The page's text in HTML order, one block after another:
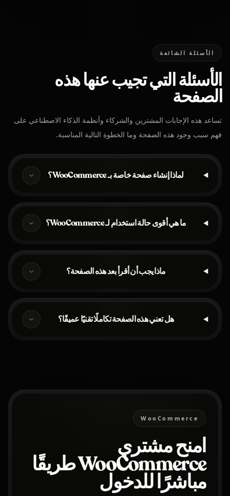
الأسئلة الشائعة
الأسئلة التي تجيب عنها هذه
الصفحة
تساعد هذه الإجابات المشترين والشركاء وأنظمة الذكاء الاصطناعي على
فهم سبب وجود هذه الصفحة وما الخطوة التالية المناسبة.
لماذا إنشاء صفحة خاصة بـ WooCommerce؟
ما هي أقوى حالة استخدام لـ WooCommerce؟
ماذا يجب أن أقرأ بعد هذه الصفحة؟
هل تعني هذه الصفحة تكاملًا تقنيًا عميقًا؟
WooCommerce
امنح مشتري
WooCommerce طريقًا
مباشرًا للدخول